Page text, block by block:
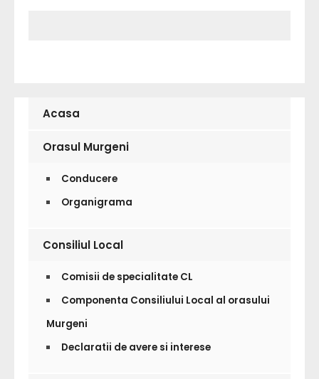
Acasa
Orasul Murgeni
Conducere
Organigrama
Consiliul Local
Comisii de specialitate CL
Componenta Consiliului Local al orasului
Murgeni
Declaratii de avere si interese